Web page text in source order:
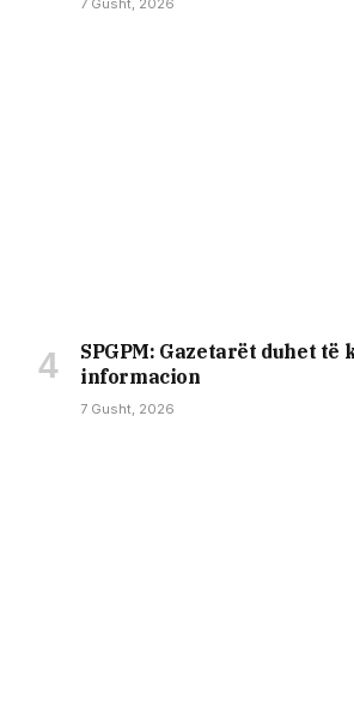
7 Gusht, 2026
SPGPM: Gazetarët duhet të
informacion
7 Gusht, 2026